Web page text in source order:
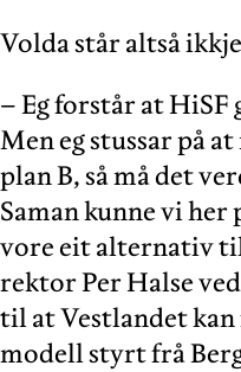
Volda står altså
– Eg forstår at
Men eg stussar på
plan B, så må det
Saman kunne vi
vore eit alternativ
rektor Per Halse
til at Vestlandet
modell styrt frå